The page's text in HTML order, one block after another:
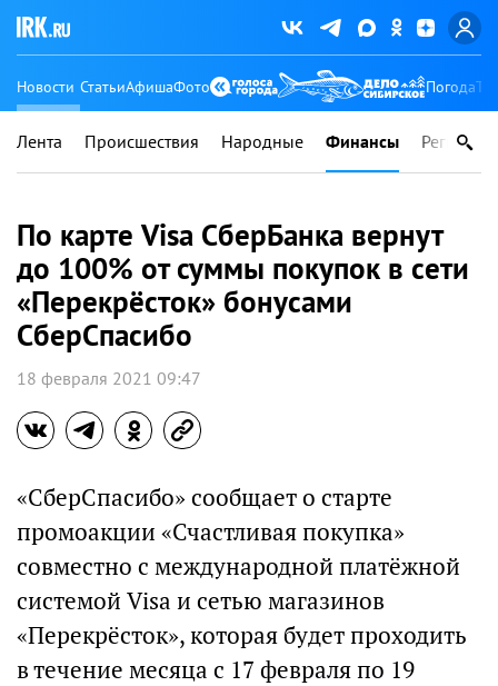
Новости СтатьиАфишаФото Погода
Лента Происшествия Народные Финансы Регионы
По карте Visa СберБанка вернут
до 100% от суммы покупок в сети
«Перекрёсток» бонусами
СберСпасибо
18 февраля 2021 09:47
«СберСпасибо» сообщает о старте
промоакции «Счастливая покупка»
совместно с международной платёжной
системой Visa и сетью магазинов
«Перекрёсток», которая будет проходить
в течение месяца с 17 февраля по 19